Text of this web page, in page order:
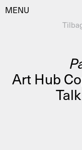
MENU
Art Hub